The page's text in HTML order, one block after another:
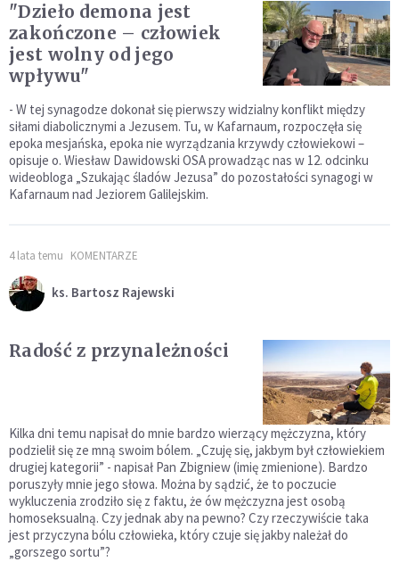
"Dzieło demona jest
zakończone – człowiek
jest wolny od jego
wpływu"
- W tej synagodze dokonał się pierwszy widzialny konflikt między
siłami diabolicznymi a Jezusem. Tu, w Kafarnaum, rozpoczęła się
epoka mesjańska, epoka nie wyrządzania krzywdy człowiekowi –
opisuje o. Wiesław Dawidowski OSA prowadząc nas w 12. odcinku
wideobloga „Szukając śladów Jezusa” do pozostałości synagogi w
Kafarnaum nad Jeziorem Galilejskim.
4 lata temu KOMENTARZE
ks. Bartosz Rajewski
Radość z przynależności
Kilka dni temu napisał do mnie bardzo wierzący mężczyzna, który
podzielił się ze mną swoim bólem. „Czuję się, jakbym był człowiekiem
drugiej kategorii” - napisał Pan Zbigniew (imię zmienione). Bardzo
poruszyły mnie jego słowa. Można by sądzić, że to poczucie
wykluczenia zrodziło się z faktu, że ów mężczyzna jest osobą
homoseksualną. Czy jednak aby na pewno? Czy rzeczywiście taka
jest przyczyna bólu człowieka, który czuje się jakby należał do
„gorszego sortu”?